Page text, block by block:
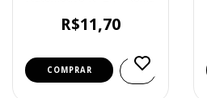
R$11,70